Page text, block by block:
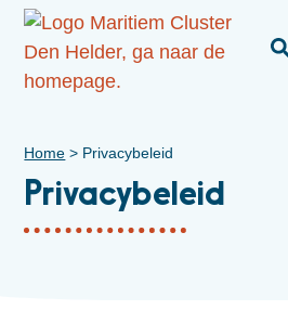
Home > Privacybeleid
Privacybeleid